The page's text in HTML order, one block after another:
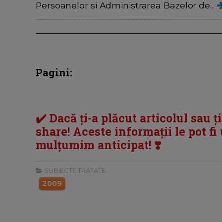
Persoanelor si Administrarea Bazelor de...
Pagini:
✔️ Dacă ți-a plăcut articolul sau
share! Aceste informații le pot
mulțumim anticipat! ❣️
SUBIECTE TRATATE:
2009